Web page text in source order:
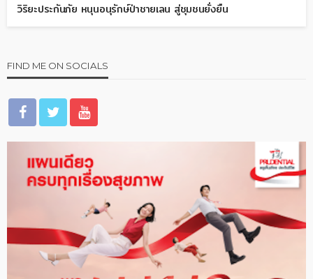
วิริยะประกันภัย หนุนอนุรักษ์ป่าชายเลน สู่ชุมชนยั่งยืน
FIND ME ON SOCIALS